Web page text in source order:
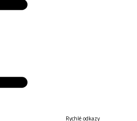
Rychlé odkazy